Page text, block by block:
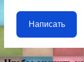
Написать